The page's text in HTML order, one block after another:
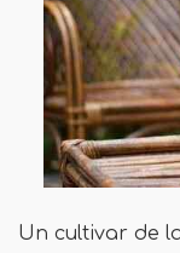
Un cultivar de